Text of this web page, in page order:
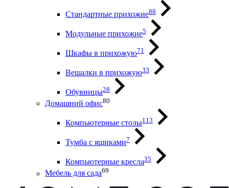
Стандартные прихожие88
Модульные прихожие5
Шкафы в прихожую71
Вешалки в прихожую33
Обувницы28
Домашний офис80
Компьютерные столы113
Тумба с ящиками7
Компьютерные кресла35
Мебель для сада69